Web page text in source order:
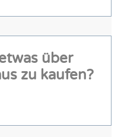
über
zu kaufen?